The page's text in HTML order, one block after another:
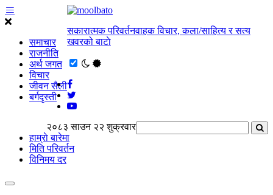
समाचार
राजनीति
अर्थ जगत
विचार
जीवन सैली
बर्गदृस्ती
सकारात्मक परिवर्तनवाहक विचार, कला/साहित्य र सत्य
खवरको बाटाे
२०८३ साउन २२ शुक्रवार
हाम्राे बारेमा
मिति परिवर्तन
विनिमय दर